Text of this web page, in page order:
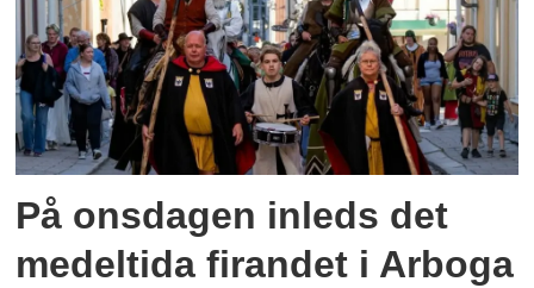
På onsdagen inleds det
medeltida firandet i Arboga